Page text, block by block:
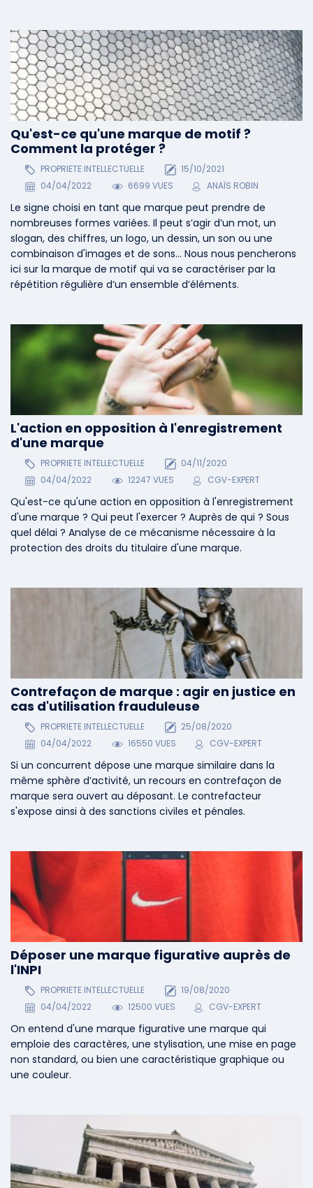
Déposer une marque figurative auprès de
l'INPI
PROPRIETE INTELLECTUELLE
19/08/2020
04/04/2022
12500 VUES CGV-EXPERT
On entend d'une marque figurative une marque qui
emploie des caractères, une stylisation, une mise en page
non standard, ou bien une caractéristique graphique ou
une couleur.
Contrefaçon de marque : agir en justice en
cas d'utilisation frauduleuse
PROPRIETE INTELLECTUELLE
25/08/2020
04/04/2022
16550 VUES CGV-EXPERT
Si un concurrent dépose une marque similaire dans la
même sphère d’activité, un recours en contrefaçon de
marque sera ouvert au déposant. Le contrefacteur
s'expose ainsi à des sanctions civiles et pénales.
L'action en opposition à l'enregistrement
d'une marque
PROPRIETE INTELLECTUELLE
04/11/2020
04/04/2022
12247 VUES CGV-EXPERT
Qu'est-ce qu'une action en opposition à l'enregistrement
d'une marque ? Qui peut l'exercer ? Auprès de qui ? Sous
quel délai ? Analyse de ce mécanisme nécessaire à la
protection des droits du titulaire d'une marque.
Qu'est-ce qu'une marque de motif ?
Comment la protéger ?
PROPRIETE INTELLECTUELLE
15/10/2021
04/04/2022
6699 VUES ANAÏS ROBIN
Le signe choisi en tant que marque peut prendre de
nombreuses formes variées. Il peut s’agir d’un mot, un
slogan, des chiffres, un logo, un dessin, un son ou une
combinaison d'images et de sons... Nous nous pencherons
ici sur la marque de motif qui va se caractériser par la
répétition régulière d’un ensemble d’éléments.